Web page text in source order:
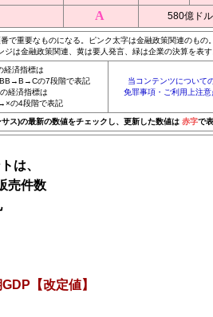
580億ドル
重要なものになる。ピンク太字は金融政策関連のもの。
は金融政策関連、黄は要人発言、緑は企業の決算を表す
経済指標は
の7段階で表記
経済指標は
4段階で表記
当コンテンツについて
免罪事項・ご利用上注意
ス)の最新の数値をチェックし、更新した数値は 赤字で
は、
売件数
【改定値】